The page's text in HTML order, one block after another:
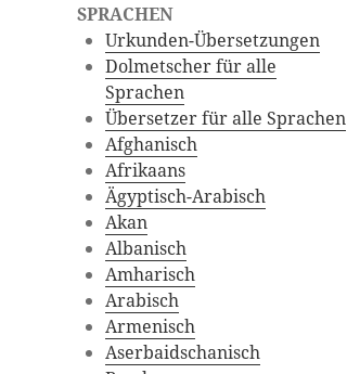
SPRACHEN
Urkunden-Übersetzungen
Dolmetscher für alle
Sprachen
Übersetzer für alle Sprachen
Afghanisch
Afrikaans
Ägyptisch-Arabisch
Akan
Albanisch
Amharisch
Arabisch
Armenisch
Aserbaidschanisch